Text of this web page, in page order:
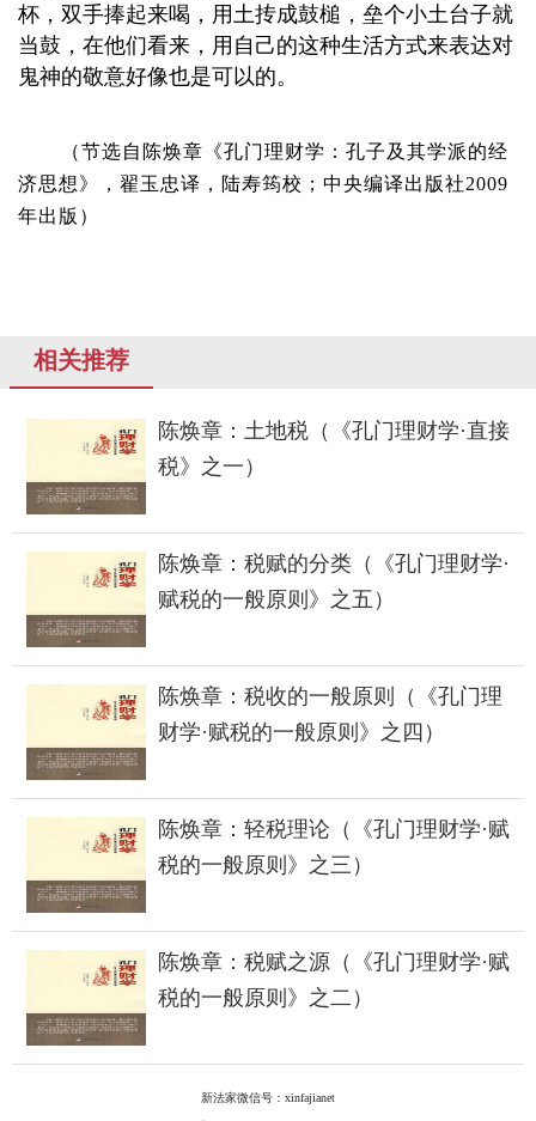
杯，双手捧起来喝，用土抟成鼓槌，垒个小土台子就
当鼓，在他们看来，用自己的这种生活方式来表达对
鬼神的敬意好像也是可以的。
（节选自陈焕章《孔门理财学：孔子及其学派的经
济思想》，翟玉忠译，陆寿筠校；中央编译出版社2009
年出版）
相关推荐
陈焕章：土地税（《孔门理财学·直接
税》之一）
陈焕章：税赋的分类（《孔门理财学·
赋税的一般原则》之五）
陈焕章：税收的一般原则（《孔门理
财学·赋税的一般原则》之四）
陈焕章：轻税理论（《孔门理财学·赋
税的一般原则》之三）
陈焕章：税赋之源（《孔门理财学·赋
税的一般原则》之二）
新法家微信号：xinfajianet